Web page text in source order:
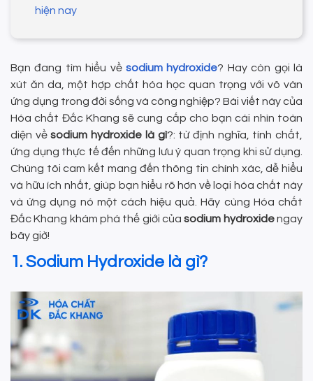
hiện nay
Bạn đang tìm hiểu về sodium hydroxide? Hay còn gọi là
xút ăn da, một hợp chất hóa học quan trọng với vô vàn
ứng dụng trong đời sống và công nghiệp? Bài viết này của
Hóa chất Đắc Khang sẽ cung cấp cho bạn cái nhìn toàn
diện vềsodium hydroxide là gì?: từ định nghĩa, tính chất,
ứng dụng thực tế đến những lưu ý quan trọng khi sử dụng.
Chúng tôi cam kết mang đến thông tin chính xác, dễ hiểu
và hữu ích nhất, giúp bạn hiểu rõ hơn về loại hóa chất này
và ứng dụng nó một cách hiệu quả. Hãy cùng Hóa chất
Đắc Khang khám phá thế giới củasodium hydroxidengay
bây giờ!
1. Sodium Hydroxide là gì?